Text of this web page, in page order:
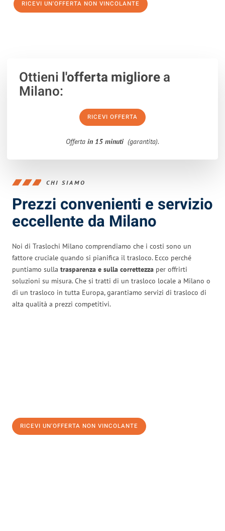
RICEVI UN'OFFERTA NON VINCOLANTE
Ottieni l'offerta migliorea
Milano:
RICEVI OFFERTA
Offerta in 15 minuti (garantita).
CHI SIAMO
Prezzi convenienti e servizio
eccellente da Milano
Noi di Traslochi Milano comprendiamo che i costi sono un
fattore cruciale quando si pianifica il trasloco. Ecco perché
puntiamo sulla trasparenza e sulla correttezza per offrirti
soluzioni su misura. Che si tratti di un trasloco locale a Milano o
di un trasloco in tutta Europa, garantiamo servizi di trasloco di
alta qualità a prezzi competitivi.
RICEVI UN'OFFERTA NON VINCOLANTE